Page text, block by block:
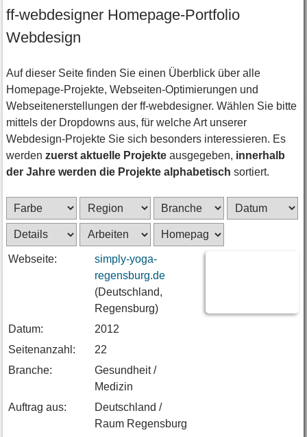
ff-webdesigner Homepage-Portfolio
Webdesign
Auf dieser Seite finden Sie einen Überblick über alle
Homepage-Projekte, Webseiten-Optimierungen und
Webseitenerstellungen der ff-webdesigner. Wählen Sie bitte
mittels der Dropdowns aus, für welche Art unserer
Webdesign-Projekte Sie sich besonders interessieren. Es
werden zuerst aktuelle Projekteausgegeben, innerhalb
der Jahre werden die Projekte alphabetisch sortiert.
Webseite:
simply-yoga-
regensburg.de
(Deutschland,
Regensburg)
Datum:
2012
Seitenanzahl:
22
Branche:
Gesundheit /
Medizin
Auftrag aus:
Deutschland /
Raum Regensburg